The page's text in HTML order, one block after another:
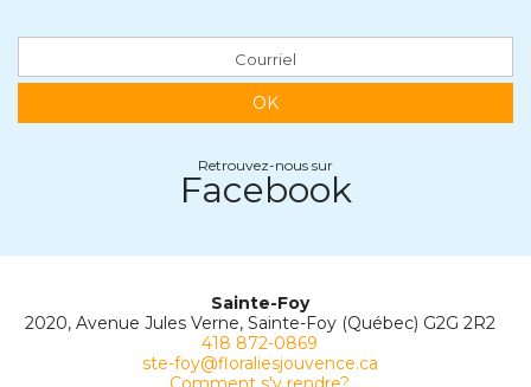
OK
Retrouvez-nous sur
Facebook
Sainte-Foy
2020, Avenue Jules Verne, Sainte-Foy (Québec) G2G 2R2
418 872-0869
ste-foy@floraliesjouvence.ca